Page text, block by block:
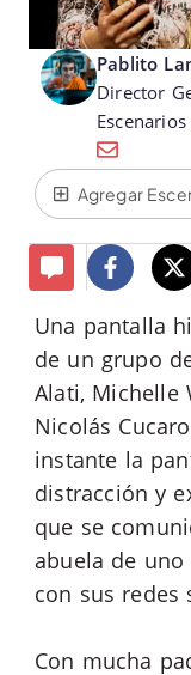
Pablito
Director
Agregar
Una pantalla
de un grupo
Alati, Michelle
Nicolás
instante la
distracción y
que se
abuela de
con sus redes
Con mucha